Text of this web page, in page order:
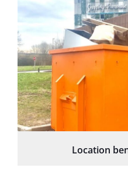
Location